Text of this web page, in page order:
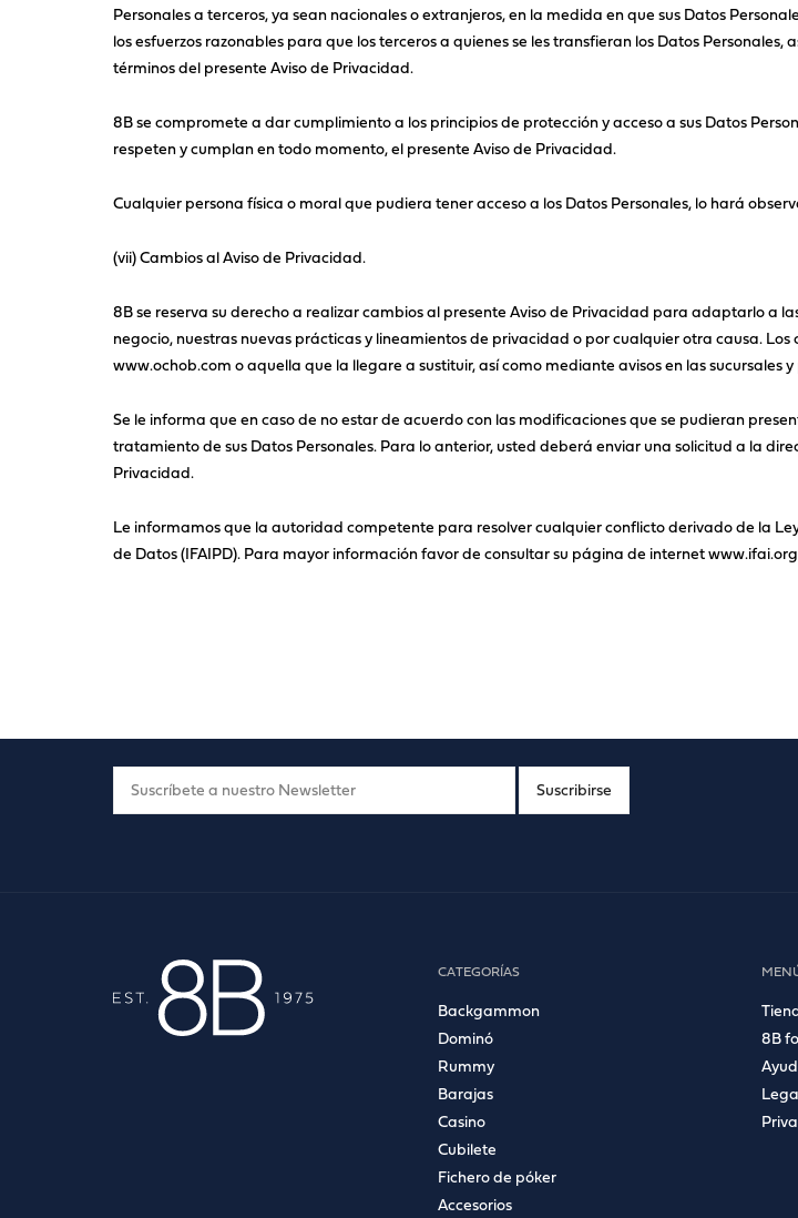
Personales a terceros, ya sean nacionales o extranjeros, en la medida en que sus Datos
los esfuerzos razonables para que los terceros a quienes se les transfieran los Datos
términos del presente Aviso de Privacidad.
8B se compromete a dar cumplimiento a los principios de protección y acceso a sus Datos
respeten y cumplan en todo momento, el presente Aviso de Privacidad.
Cualquier persona física o moral que pudiera tener acceso a los Datos Personales, lo hará
(vii) Cambios al Aviso de Privacidad.
8B se reserva su derecho a realizar cambios al presente Aviso de Privacidad para adaptarlo a
negocio, nuestras nuevas prácticas y lineamientos de privacidad o por cualquier otra causa.
www.ochob.com o aquella que la llegare a sustituir, así como mediante avisos en las sucursales
Se le informa que en caso de no estar de acuerdo con las modificaciones que se pudieran
tratamiento de sus Datos Personales. Para lo anterior, usted deberá enviar una solicitud a la
Privacidad.
Le informamos que la autoridad competente para resolver cualquier conflicto derivado de la
de Datos (IFAIPD). Para mayor información favor de consultar su página de internet
CATEGORÍAS
Backgammon
Dominó
Rummy
Barajas
Casino
Cubilete
Fichero de póker
Accesorios
8B